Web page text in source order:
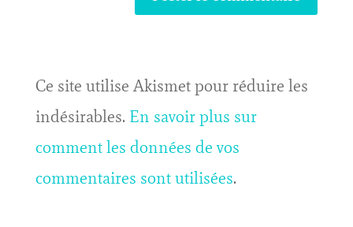
Ce site utilise Akismet pour réduire les
indésirables. En savoir plus sur
comment les données de vos
commentaires sont utilisées.